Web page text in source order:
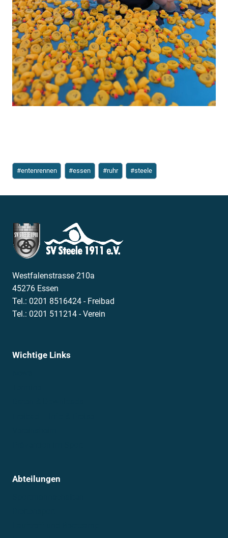
Schlagworte:
#entenrennen #essen #ruhr #steele
Westfalenstrasse 210a
45276 Essen
Tel.: 0201 8516424 - Freibad
Tel.: 0201 511214 - Verein
Wichtige Links
Abteilungen